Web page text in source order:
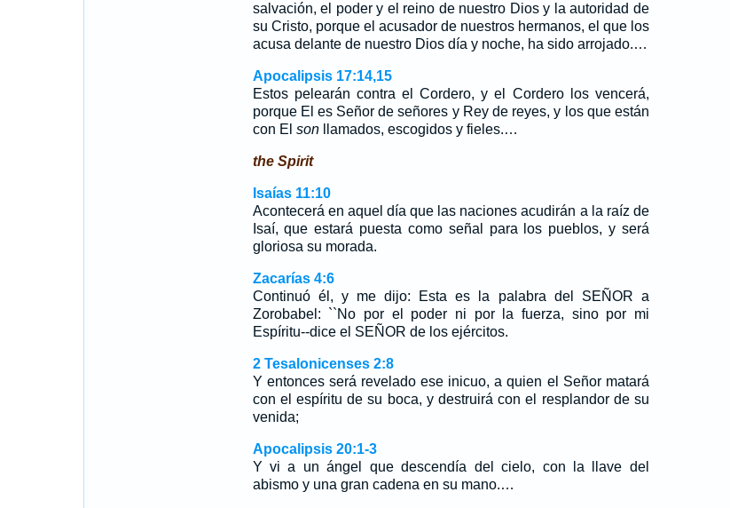
salvación, el poder y el reino de nuestro Dios y la autoridad de
su Cristo, porque el acusador de nuestros hermanos, el que los
acusa delante de nuestro Dios día y noche, ha sido arrojado.…
Apocalipsis 17:14,15
Estos pelearán contra el Cordero, y el Cordero los vencerá,
porque El es Señor de señores y Rey de reyes, y los que están
con El sonllamados, escogidos y fieles.…
the Spirit
Isaías 11:10
Acontecerá en aquel día que las naciones acudirán a la raíz de
Isaí, que estará puesta como señal para los pueblos, y será
gloriosa su morada.
Zacarías 4:6
Continuó él, y me dijo: Esta es la palabra del SEÑOR a
Zorobabel: ``No por el poder ni por la fuerza, sino por mi
Espíritu--dice el SEÑOR de los ejércitos.
2 Tesalonicenses 2:8
Y entonces será revelado ese inicuo, a quien el Señor matará
con el espíritu de su boca, y destruirá con el resplandor de su
venida;
Apocalipsis 20:1-3
Y vi a un ángel que descendía del cielo, con la llave del
abismo y una gran cadena en su mano.…